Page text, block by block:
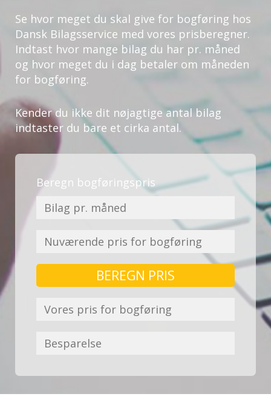
Se hvor meget du skal give for bogføring hos
Dansk Bilagsservice med vores prisberegner.
Indtast hvor mange bilag du har pr. måned
og hvor meget du i dag betaler om måneden
for bogføring.
Kender du ikke dit nøjagtige antal bilag
indtaster du bare et cirka antal.
Beregn bogføringspris